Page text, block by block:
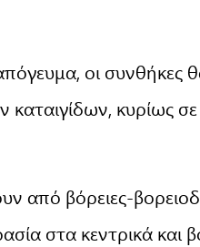
οι συνθήκες θα
κυρίως σε
από βόρειες-
στα κεντρικά και